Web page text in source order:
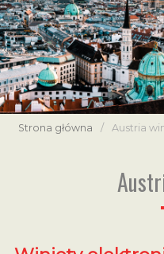
Strona główna / Austria